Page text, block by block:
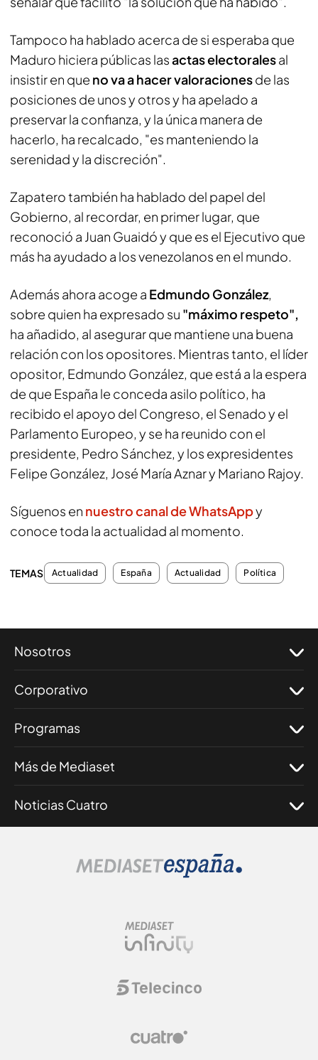
Tampoco ha hablado acerca de si esperaba que
Maduro hiciera públicas lasactas electoralesal
insistir en que no va a hacer valoracionesde las
posiciones de unos y otros y ha apelado a
preservar la confianza, y la única manera de
hacerlo, ha recalcado, "es manteniendo la
serenidad y la discreción".
Zapatero también ha hablado del papel del
Gobierno, al recordar, en primer lugar, que
reconoció a Juan Guaidó y que es el Ejecutivo que
más ha ayudado a los venezolanos en el mundo.
Además ahora acoge a Edmundo González,
sobre quien ha expresado su "máximo respeto",
ha añadido, al asegurar que mantiene una buena
relación con los opositores. Mientras tanto, el líder
opositor, Edmundo González, que está a la espera
de que España le conceda asilo político, ha
recibido el apoyo del Congreso, el Senado y el
Parlamento Europeo, y se ha reunido con el
presidente, Pedro Sánchez, y los expresidentes
Felipe González, José María Aznar y Mariano Rajoy.
Síguenos en nuestro canal de WhatsAppy
conoce toda la actualidad al momento.
TEMAS Actualidad España Actualidad Política
Nosotros
Corporativo
Programas
Más de Mediaset
Noticias Cuatro